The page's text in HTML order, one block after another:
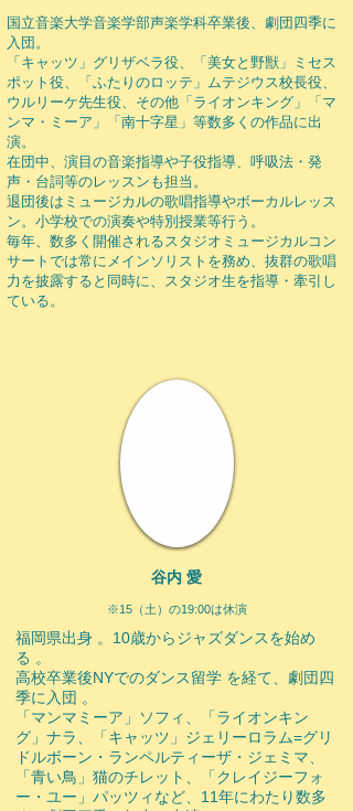
国立音楽大学音楽学部声楽学科卒業後、劇団四季に
入団。
「キャッツ」グリザベラ役、「美女と野獣」ミセス
ポット役、「ふたりのロッテ」ムテジウス校長役、
ウルリーケ先生役、その他「ライオンキング」「マ
ンマ・ミーア」「南十字星」等数多くの作品に出
演。
在団中、演目の音楽指導や子役指導、呼吸法・発
声・台詞等のレッスンも担当。
退団後はミュージカルの歌唱指導やボーカルレッス
ン。 小学校での演奏や特別授業等行う。
毎年、数多く開催されるスタジオミュージカルコン
サートでは常にメインソリストを務め、抜群の歌唱
力を披露すると同時に、スタジオ生を指導・牽引し
ている。
谷内 愛
※15（土）の19:00は休演
福岡県出身 。10歳からジャズダンスを始め
る 。
高校卒業後NYでのダンス留学 を経て、劇団四
季に入団 。
「マンマミーア」ソフィ、「ライオンキン
グ」ナラ、「キャッツ」ジェリーロラム=グリ
ドルボーン・ランペルティーザ・ジェミマ、
「青い鳥」猫のチレット、「クレイジーフォ
ー・ユー」パッツィなど、11年にわたり数多